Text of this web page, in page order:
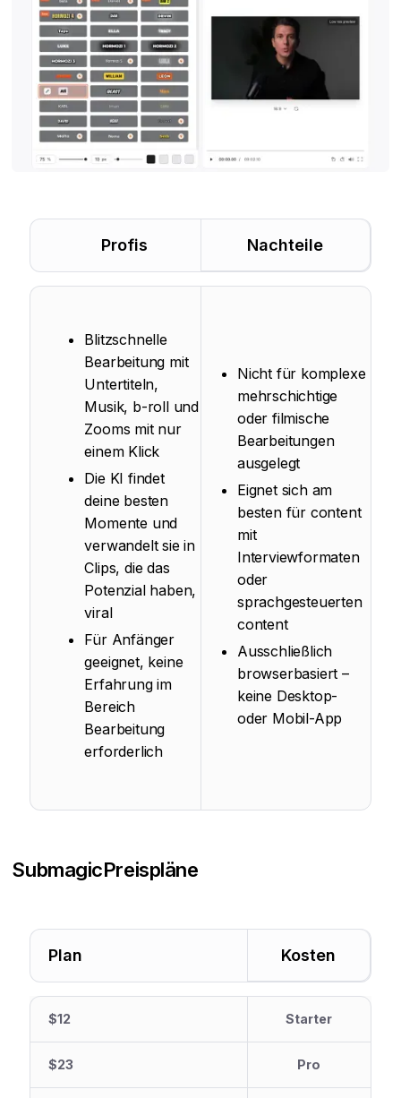
Profis Nachteile
Blitzschnelle
Bearbeitung mit
Untertiteln,
Musik, b-roll und
Zooms mit nur
einem Klick
Die KI findet
deine besten
Momente und
verwandelt sie in
Clips, die das
Potenzial haben,
viral
Für Anfänger
geeignet, keine
Erfahrung im
Bereich
Bearbeitung
erforderlich
Nicht für komplexe
mehrschichtige
oder filmische
Bearbeitungen
ausgelegt
Eignet sich am
besten für content
mit
Interviewformaten
oder
sprachgesteuerten
content
Ausschließlich
browserbasiert –
keine Desktop-
oder Mobil-App
SubmagicPreispläne
Plan Kosten
$12 Starter
$23 Pro